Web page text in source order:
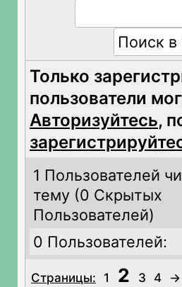
Только
пользователи
Авторизуйтесь,
1 Пользователей
тему (0 Скрытых
Пользователей)
0 Пользователей:
Страницы: 1 2 3 4 →